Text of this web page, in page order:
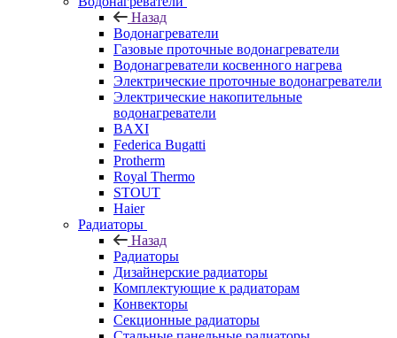
Назад
Водонагреватели
Газовые проточные водонагреватели
Водонагреватели косвенного нагрева
Электрические проточные водонагреватели
Электрические накопительные
водонагреватели
BAXI
Federica Bugatti
Protherm
Royal Thermo
STOUT
Haier
Радиаторы
Назад
Радиаторы
Дизайнерские радиаторы
Комплектующие к радиаторам
Конвекторы
Секционные радиаторы